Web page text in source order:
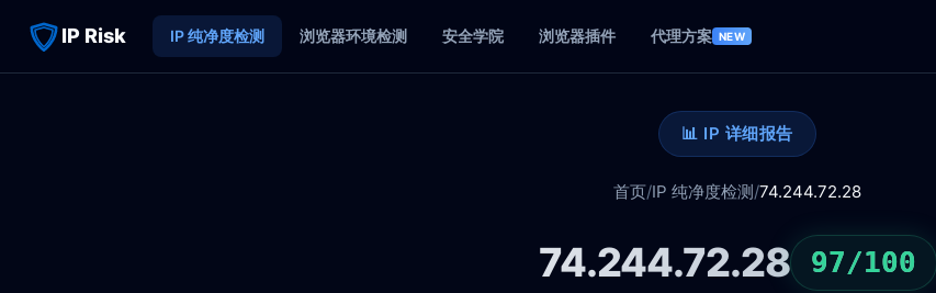
IP Risk IP 纯净度检测 浏览器环境检测 安全学院 浏览器插件 代理方案 NEW
📊 IP 详细报告
首页/IP 纯净度检测/74.244.72.28
74.244.72.28 97/100